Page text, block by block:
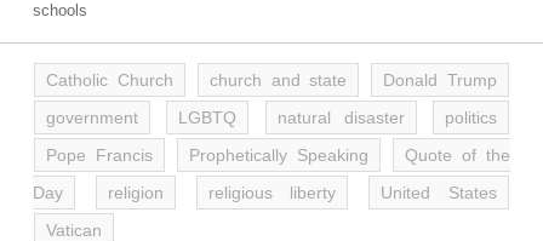
schools
Catholic Church church and state
Donald Trump
government
LGBTQ natural disaster
politics
Pope Francis
Prophetically Speaking
Quote of the
Day
religion religious liberty
United States
Vatican